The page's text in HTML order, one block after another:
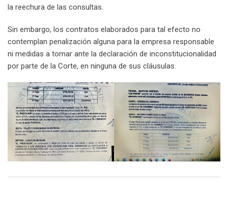
la reechura de las consultas.
Sin embargo, los contratos elaborados para tal efecto no
contemplan penalización alguna para la empresa responsable
ni medidas a tomar ante la declaración de inconstitucionalidad
por parte de la Corte, en ninguna de sus cláusulas.